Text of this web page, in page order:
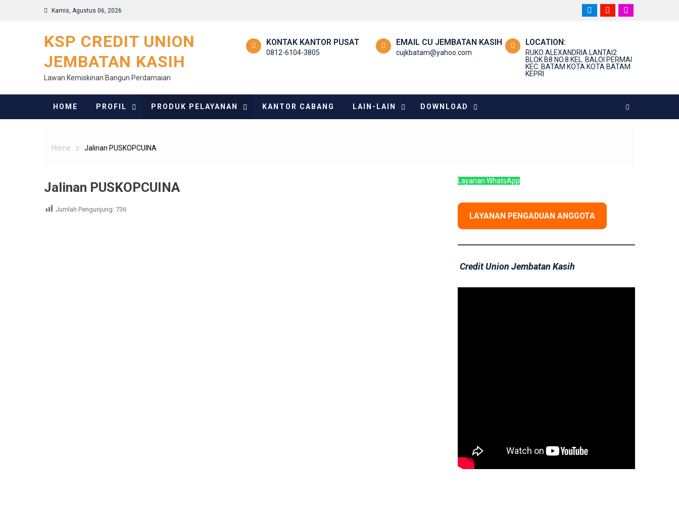
Kamis, Agustus 06, 2026
KSP CREDIT UNION
JEMBATAN KASIH
Lawan Kemiskinan Bangun Perdamaian
KONTAK KANTOR PUSAT
0812-6104-3805
EMAIL CU JEMBATAN KASIH
cujkbatam@yahoo.com
LOCATION:
RUKO ALEXANDRIA LANTAI2
BLOK B8 NO.8 KEL. BALOI PERMAI
KEC. BATAM KOTA KOTA BATAM
KEPRI
HOME PROFIL PRODUK PELAYANAN KANTOR CABANG LAIN-LAIN DOWNLOAD
Home Jalinan PUSKOPCUINA
Jalinan PUSKOPCUINA
Jumlah Pengunjung: 736
Layanan WhatsApp
LAYANAN PENGADUAN ANGGOTA
Credit Union Jembatan Kasih